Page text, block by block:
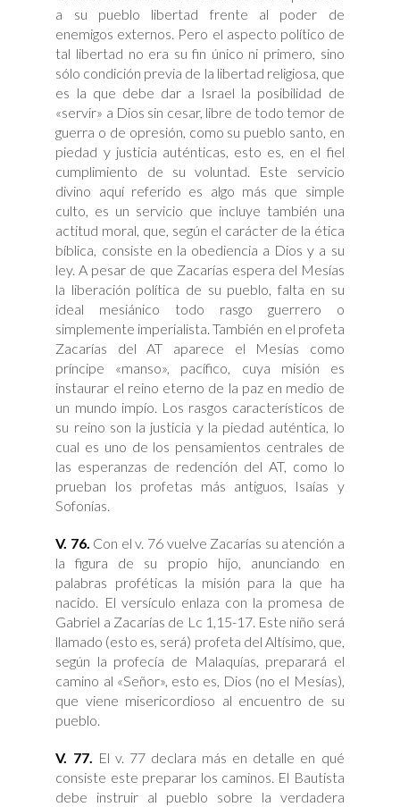
a su pueblo libertad frente al poder de
enemigos externos. Pero el aspecto político de
tal libertad no era su fin único ni primero, sino
sólo condición previa de la libertad religiosa, que
es la que debe dar a Israel la posibilidad de
«servir» a Dios sin cesar, libre de todo temor de
guerra o de opresión, como su pueblo santo, en
piedad y justicia auténticas, esto es, en el fiel
cumplimiento de su voluntad. Este servicio
divino aquí referido es algo más que simple
culto, es un servicio que incluye también una
actitud moral, que, según el carácter de la ética
bíblica, consiste en la obediencia a Dios y a su
ley. A pesar de que Zacarías espera del Mesías
la liberación política de su pueblo, falta en su
ideal mesiánico todo rasgo guerrero o
simplemente imperialista. También en el profeta
Zacarías del AT aparece el Mesías como
príncipe «manso», pacífico, cuya misión es
instaurar el reino eterno de la paz en medio de
un mundo impío. Los rasgos característicos de
su reino son la justicia y la piedad auténtica, lo
cual es uno de los pensamientos centrales de
las esperanzas de redención del AT, como lo
prueban los profetas más antiguos, Isaías y
Sofonías.
V. 76. Con el v. 76 vuelve Zacarías su atención a
la figura de su propio hijo, anunciando en
palabras proféticas la misión para la que ha
nacido. El versículo enlaza con la promesa de
Gabriel a Zacarías de Lc 1,15-17. Este niño será
llamado (esto es, será) profeta del Altísimo, que,
según la profecía de Malaquías, preparará el
camino al «Señor», esto es, Dios (no el Mesías),
que viene misericordioso al encuentro de su
pueblo.
V. 77. El v. 77 declara más en detalle en qué
consiste este preparar los caminos. El Bautista
debe instruir al pueblo sobre la verdadera